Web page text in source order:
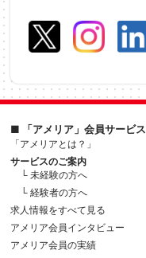
■ 「アメリア」会員サービス
「アメリアとは？」
サービスのご案内
└ 未経験の方へ
└ 経験者の方へ
求人情報をすべて見る
アメリア会員インタビュー
アメリア会員の実績